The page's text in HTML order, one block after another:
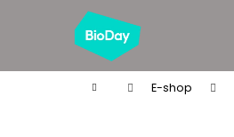
Domů E-shop
í
Zpět
do
Zpět
do